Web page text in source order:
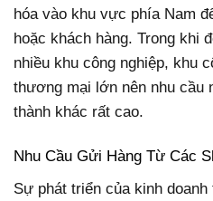
hóa vào khu vực phía Nam
hoặc khách hàng. Trong khi
nhiều khu công nghiệp, khu
thương mại lớn nên nhu cầu
thành khác rất cao.
Nhu Cầu Gửi Hàng Từ Các
Sự phát triển của kinh